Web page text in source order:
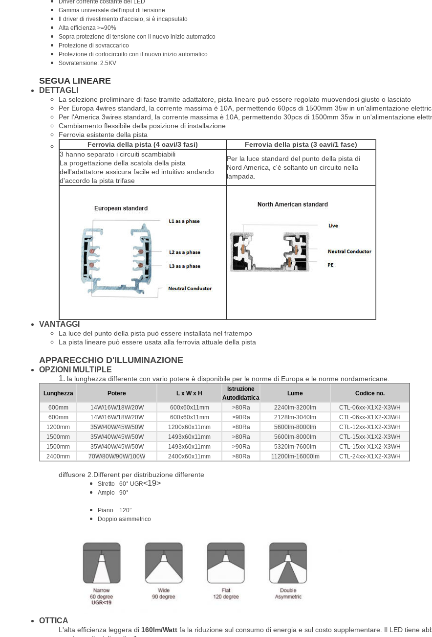
Driver corrente costante del LED
Gamma universale dell'input di tensione
Il driver di rivestimento d'acciaio, si è incapsulato
Alta efficienza >=90%
Sopra protezione di tensione con il nuovo inizio automatico
Protezione di sovraccarico
Protezione di cortocircuito con il nuovo inizio automatico
Sovratensione: 2.5KV
SEGUA LINEARE
DETTAGLI
La selezione preliminare di fase tramite adattatore, pista lineare può essere regolato muovendosi giusto o lasciato
Per Europa 4wires standard, la corrente massima è 10A, permettendo 60pcs di 1500mm 35w in un'alimentazione
Per l'America 3wires standard, la corrente massima è 10A, permettendo 30pcs di 1500mm 35w in un'alimentazione
Cambiamento flessibile della posizione di installazione
Ferrovia esistente della pista
Ferrovia della pista (4 cavi/3 fasi)
Ferrovia della pista (3 cavi/1 fase)
3 hanno separato i circuiti scambiabili
La progettazione della scatola della pista
dell'adattatore assicura facile ed intuitivo andando
d'accordo la pista trifase
Per la luce standard del punto della pista di
Nord America, c'è soltanto un circuito nella
lampada.
VANTAGGI
La luce del punto della pista può essere installata nel fratempo
La pista lineare può essere usata alla ferrovia attuale della pista
APPARECCHIO D'ILLUMINAZIONE
OPZIONI MULTIPLE
1. la lunghezza differente con vario potere è disponibile per le norme di Europa e le norme nordamericane.
Lunghezza Potere L x W x H
Istruzione
Autodidattica
Lume Codice no.
600mm 14W/16W/18W/20W 600x60x11mm >80Ra 2240lm-3200lm
CTL-06xx-X1X2-X3WH
600mm
14W/16W/18W/20W 600x60x11mm >90Ra 2128lm-3040lm
CTL-06xx-X1X2-X3WH
1200mm
35W/40W/45W/50W 1200x60x11mm >80Ra 5600lm-8000lm
CTL-12xx-X1X2-X3WH
1500mm
35W/40W/45W/50W 1493x60x11mm >80Ra 5600lm-8000lm
CTL-15xx-X1X2-X3WH
1500mm
35W/40W/45W/50W 1493x60x11mm >90Ra 5320lm-7600lm
CTL-15xx-X1X2-X3WH
2400mm
70W/80W/90W/100W 2400x60x11mm >80Ra 11200lm-16000lm CTL-24xx-X1X2-X3WH
diffusore 2.Different per distribuzione differente
Stretto 60° UGR<19>
Ampio 90°
Piano 120°
Doppio asimmetrico
OTTICA
L'alta efficienza leggera di 160lm/Watt fa la riduzione sul consumo di energia e sul costo supplementare. Il LED tiene